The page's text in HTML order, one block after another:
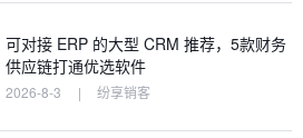
可对接 ERP 的大型 CRM 推荐，5款财务
供应链打通优选软件
2026-8-3 | 纷享销客